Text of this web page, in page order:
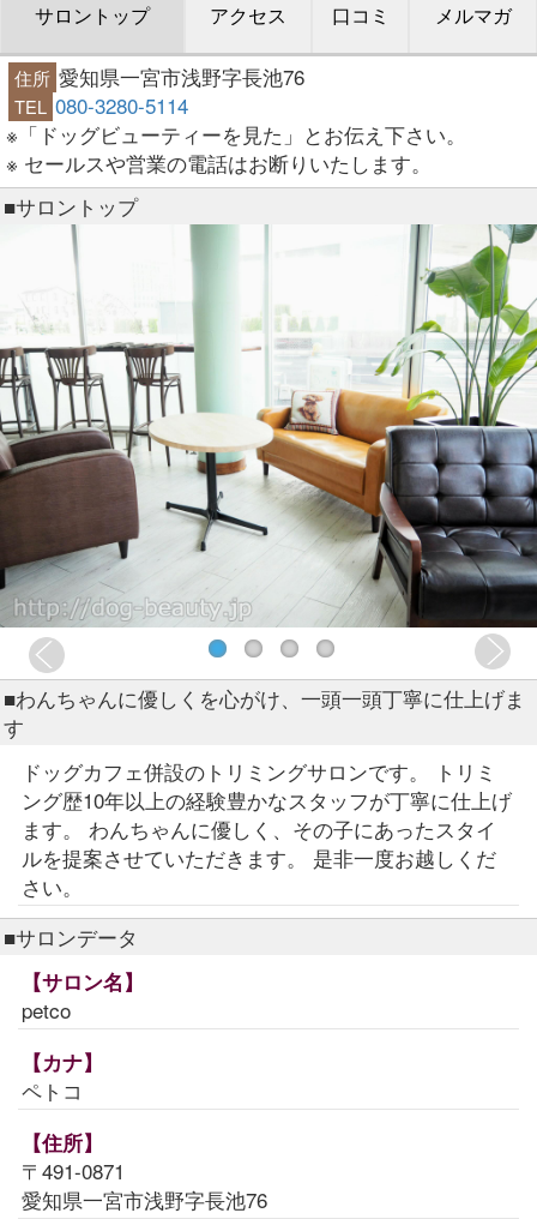
サロントップ アクセス 口コミ メルマガ
住所 愛知県一宮市浅野字長池76
TEL 080-3280-5114
※「ドッグビューティーを見た」とお伝え下さい。
※ セールスや営業の電話はお断りいたします。
■サロントップ
■わんちゃんに優しくを心がけ、一頭一頭丁寧に仕上げま
す
ドッグカフェ併設のトリミングサロンです。 トリミ
ング歴10年以上の経験豊かなスタッフが丁寧に仕上げ
ます。 わんちゃんに優しく、その子にあったスタイ
ルを提案させていただきます。 是非一度お越しくだ
さい。
■サロンデータ
【サロン名】
petco
【カナ】
ペトコ
【住所】
〒491-0871
愛知県一宮市浅野字長池76